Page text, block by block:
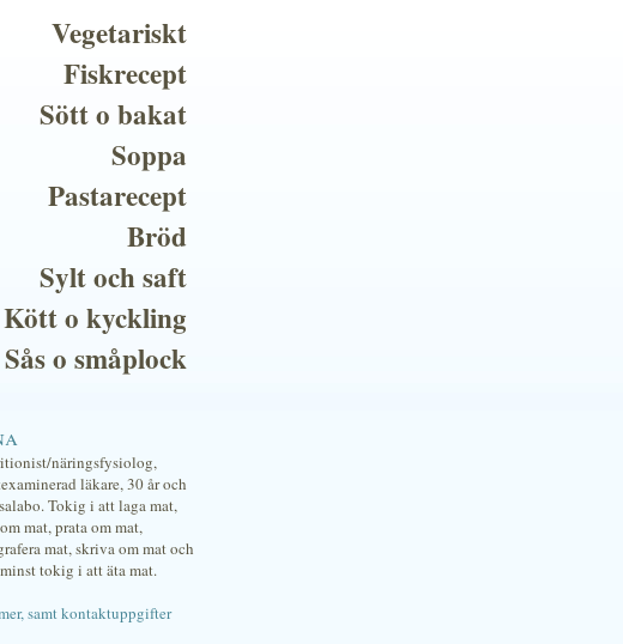
Vegetariskt
Fiskrecept
Sött o bakat
Soppa
Pastarecept
Bröd
Sylt och saft
Kött o kyckling
Sås o småplock
näringsfysiolog,
läkare, 30 år och
Tokig i att laga mat,
mat, prata om mat,
mat, skriva om mat och
tokig i att äta mat.
samt kontaktuppgifter